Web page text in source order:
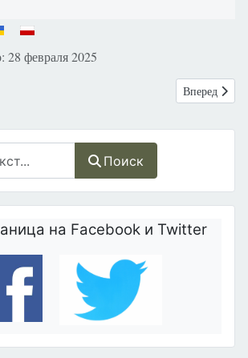
Поиск
на Facebook и Twitter
28 февраля 2025
на серию «Разговоров о жизни» под
Следующий:
Вперед